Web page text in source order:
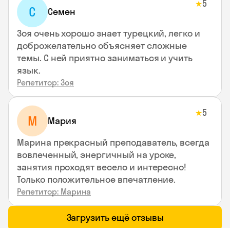
С Семен
★5
Зоя очень хорошо знает турецкий, легко и
доброжелательно объясняет сложные
темы. С ней приятно заниматься и учить
язык.
Репетитор: Зоя
М Мария
★5
Марина прекрасный преподаватель, всегда
вовлеченный, энергичный на уроке,
занятия проходят весело и интересно!
Только положительное впечатление.
Репетитор: Марина
Загрузить ещё отзывы